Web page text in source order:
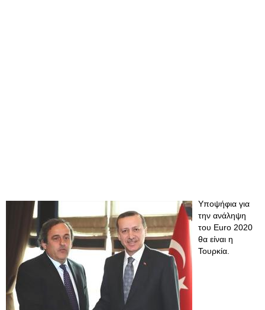
Υποψήφια για
την ανάληψη
του Euro 2020
θα είναι η
Τουρκία.